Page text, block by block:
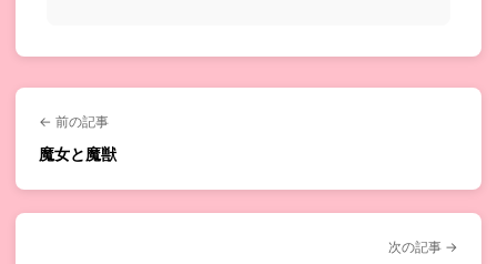
← 前の記事
魔女と魔獣
次の記事 →